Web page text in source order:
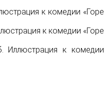
к комедии «Горе
к комедии «Горе
Иллюстрация к комедии